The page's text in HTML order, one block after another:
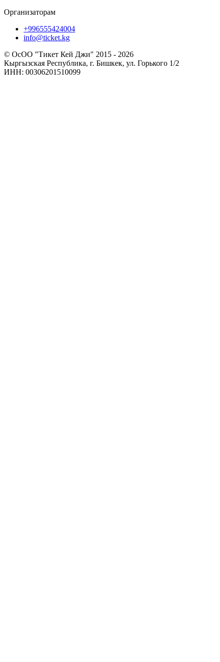
Организаторам
+996555424004
info@ticket.kg
© ОсОО "Тикет Кей Джи" 2015 - 2026
Кыргызская Республика, г. Бишкек, ул. Горького 1/2
ИНН: 00306201510099